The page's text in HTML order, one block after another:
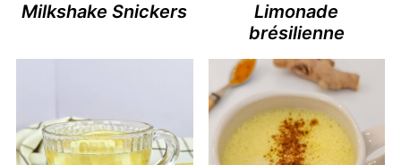
Milkshake Snickers
Limonade
brésilienne